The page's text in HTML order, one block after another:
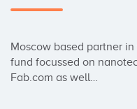
Moscow based partner
fund focussed on
Fab.com as well…